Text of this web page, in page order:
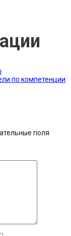
по компетенции
поля